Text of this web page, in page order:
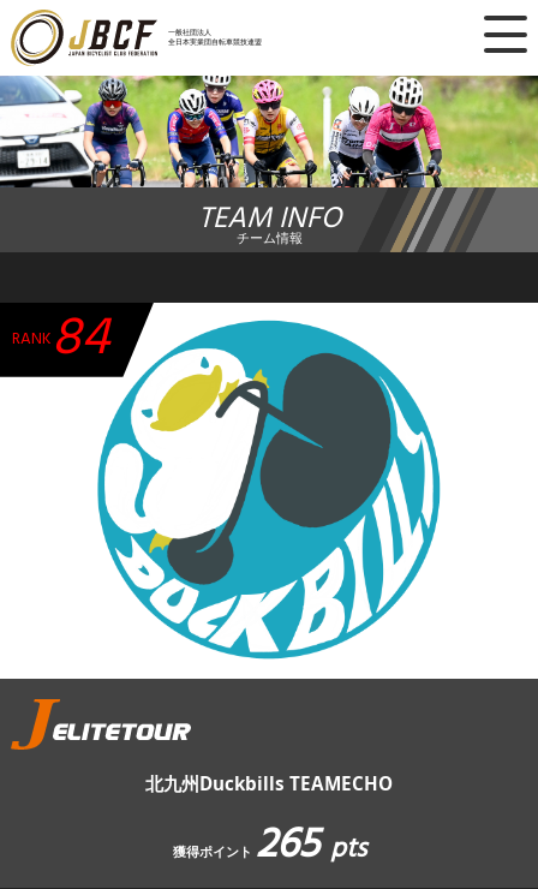
一般社団法人
全日本実業団自転車競技連盟
×
ニュース
レース日程
ランキング
チーム・選手
競技ガイド
加盟・登録
エントリー
JBCF ROAD SERIESとは
TEAM INFO
チーム情報
RANK 84
北九州Duckbills TEAMECHO
獲得ポイント 265pts